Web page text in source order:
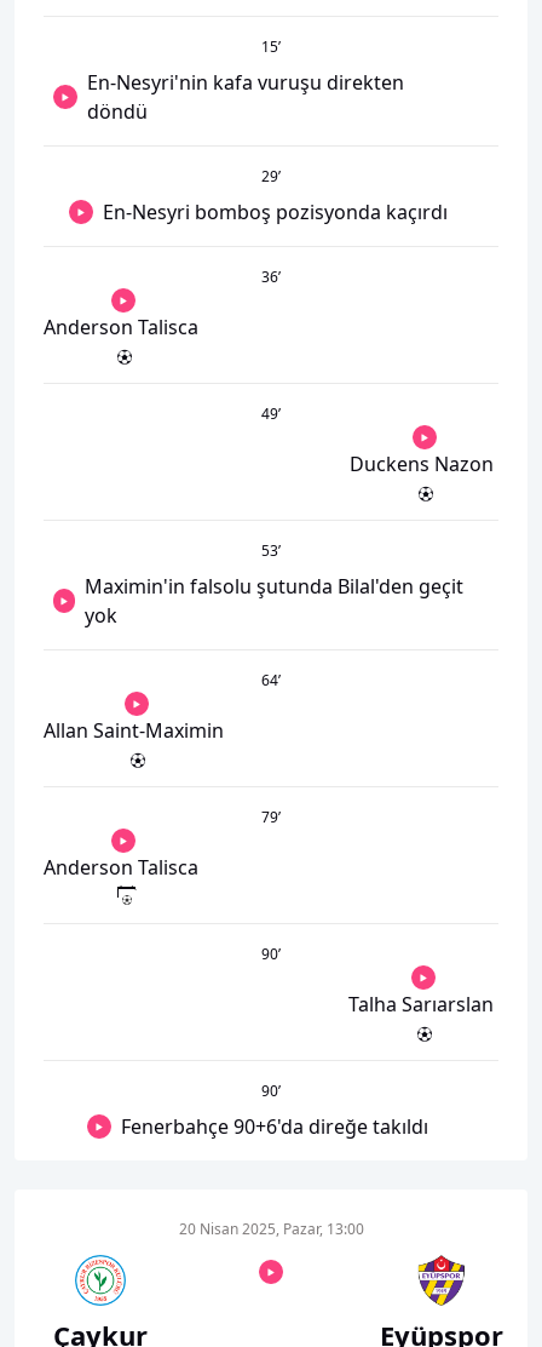
15’
En-Nesyri'nin kafa vuruşu direkten
döndü
29’
En-Nesyri bomboş pozisyonda kaçırdı
36’
Anderson Talisca
49’
Duckens Nazon
53’
Maximin'in falsolu şutunda Bilal'den geçit
yok
64’
Allan Saint-Maximin
79’
Anderson Talisca
90’
Talha Sarıarslan
90’
Fenerbahçe 90+6'da direğe takıldı
Çaykur
20 Nisan 2025, Pazar, 13:00
Eyüpspor